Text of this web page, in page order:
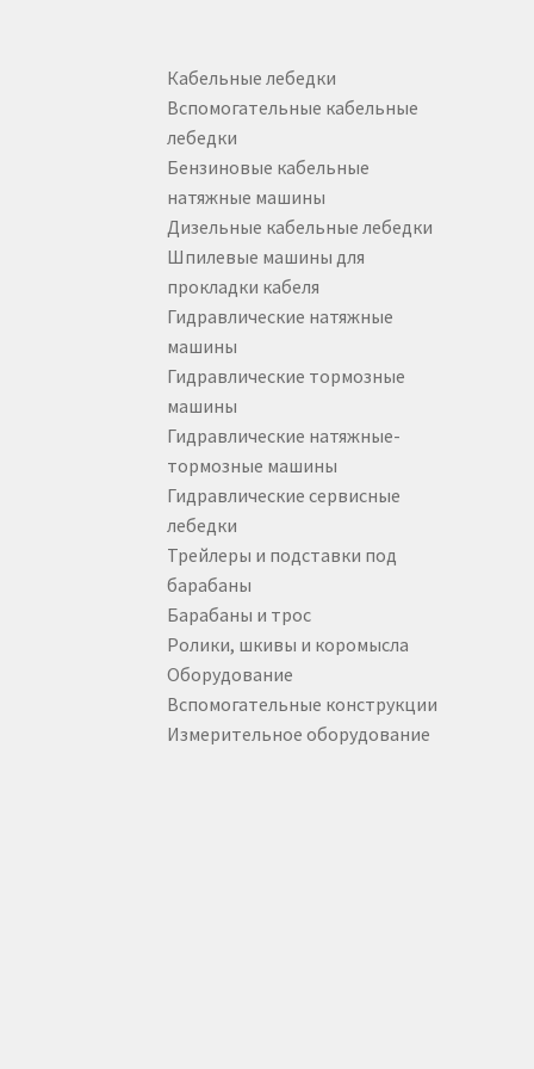
Представляем возможность заказать
РеквизитыРолики кабельные для
Ролики кабельные линейные для
Ролики кабельные раскаточные для
Ролики кабельные угловые для прокладки
Трос для прокладки кабеля
Чулки кабельные Чулки кабельные для
Электрические кабельные лебедки
Кабельные лебедки
Вспомогательные кабельные
лебедки
Бензиновые кабельные
натяжные машины
Дизельные кабельные лебедки
Шпилевые машины для
прокладки кабеля
Гидравлические натяжные
машины
Гидравлические тормозные
машины
Гидравлические натяжные-
тормозные машины
Гидравлические сервисные
лебедки
Трейлеры и подставки под
барабаны
Барабаны и трос
Ролики, шкивы и коромысла
Оборудование
Вспомогательные конструкции
Измерительное оборудование